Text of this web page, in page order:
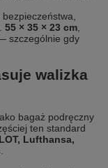
55 × 35 × 23 cm
szczególnie gdy
walizka
bagaż podręczny
ten standard
Lufthansa,